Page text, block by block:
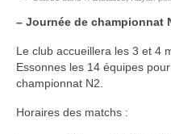
– Journée de championnat
Le club accueillera les 3 et 4
Essonnes les 14 équipes
championnat N2.
Horaires des matchs :